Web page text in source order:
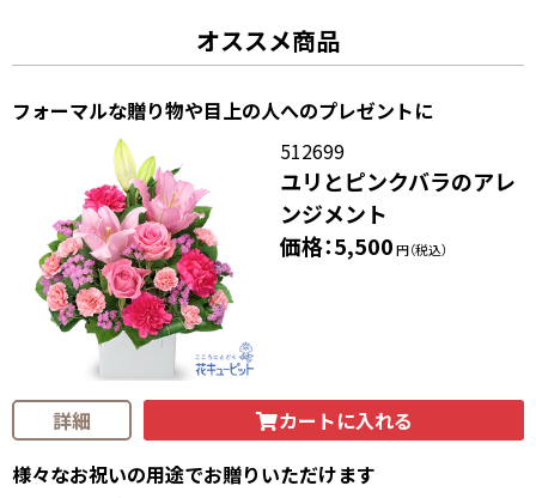
オススメ商品
フォーマルな贈り物や目上の人へのプレゼントに
512699
ユリとピンクバラのアレ
ンジメント
価格：5,500円（税込）
詳細
カートに入れる
様々なお祝いの用途でお贈りいただけます